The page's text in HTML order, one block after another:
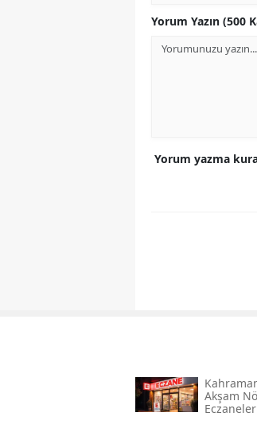
Yorum Yazın (500
Yorum yazma
Akşam
Eczaneler